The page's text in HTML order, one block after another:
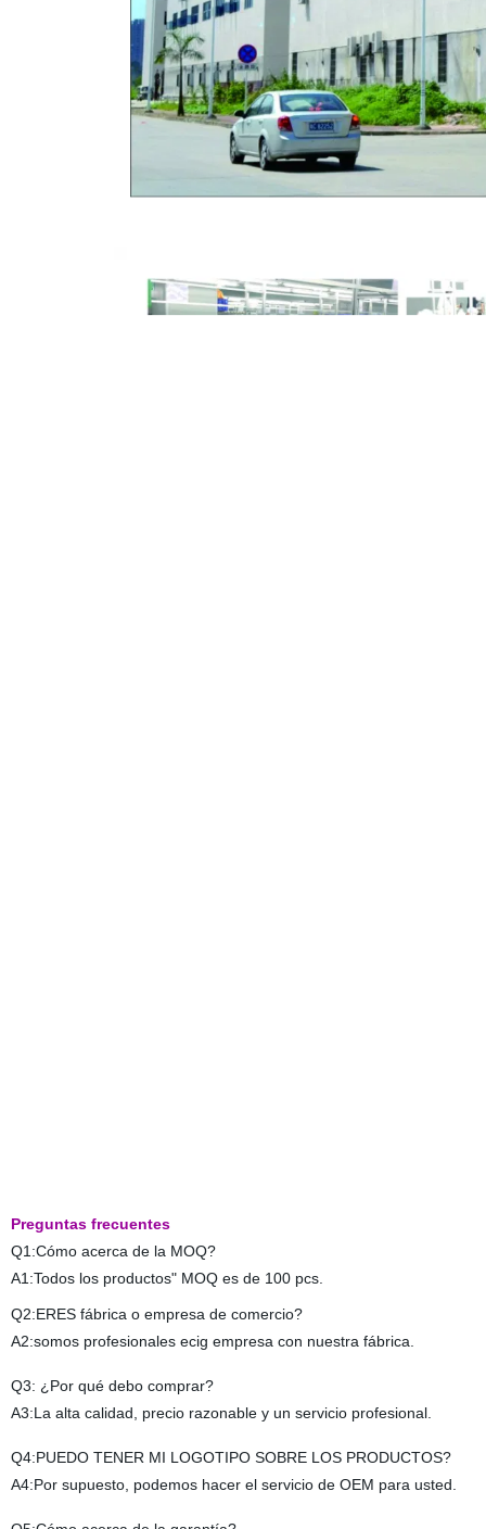
Preguntas frecuentes
Q1:Cómo acerca de la MOQ?
A1:Todos los productos" MOQ es de 100 pcs.
Q2:ERES fábrica o empresa de comercio?
A2:somos profesionales ecig empresa con nuestra fábrica.
Q3: ¿Por qué debo comprar?
A3:La alta calidad, precio razonable y un servicio profesional.
Q4:PUEDO TENER MI LOGOTIPO SOBRE LOS PRODUCTOS?
A4:Por supuesto, podemos hacer el servicio de OEM para usted.